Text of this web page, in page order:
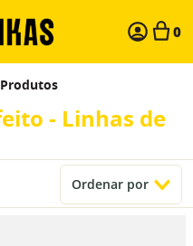
0
- Linhas de
Ordenar por